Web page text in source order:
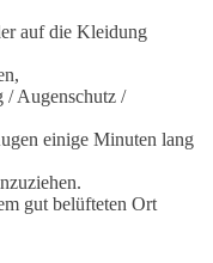
auf die Kleidung
/ Augenschutz /
einige Minuten lang
gut belüfteten Ort